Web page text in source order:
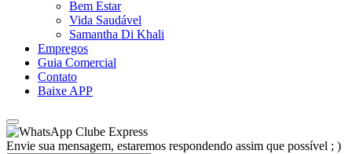
Bem Estar
Vida Saudável
Samantha Di Khali
Empregos
Guia Comercial
Contato
Baixe APP
Clube Express
Envie sua mensagem, estaremos respondendo assim que possível ; )